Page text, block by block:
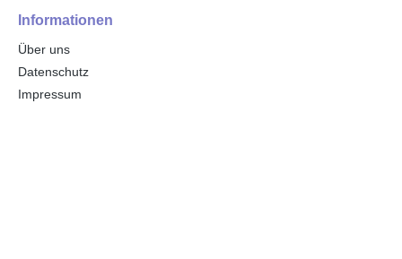
Informationen
Über uns
Datenschutz
Impressum